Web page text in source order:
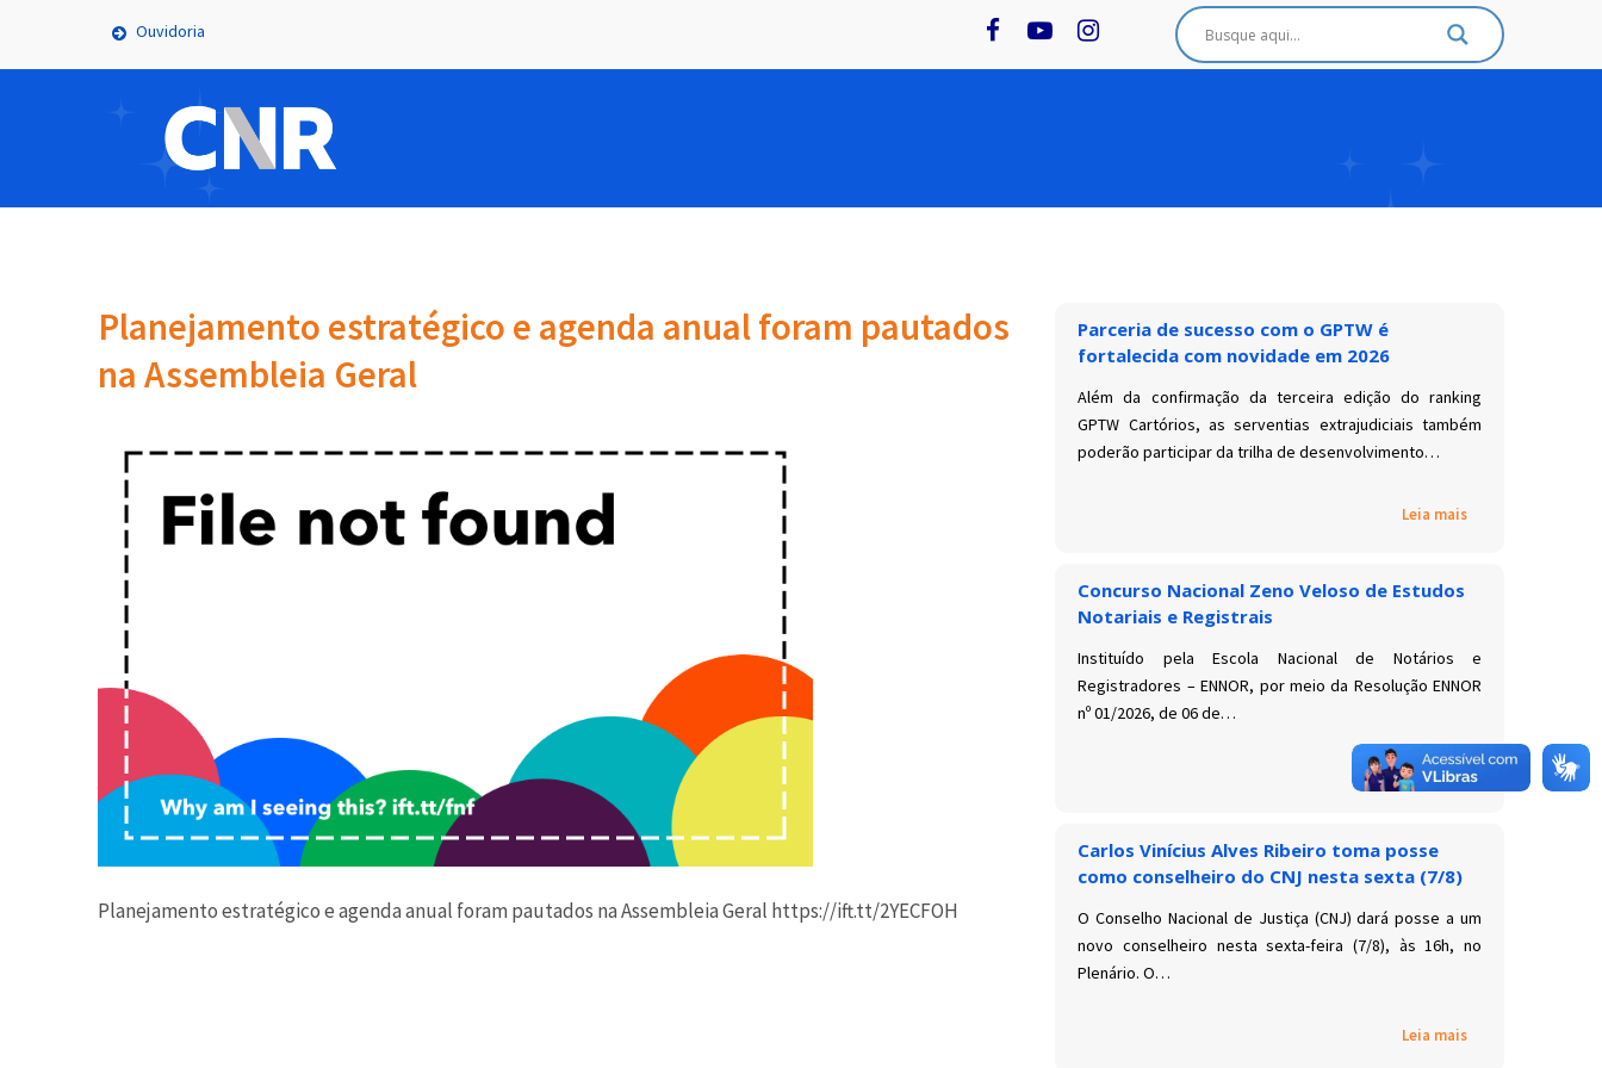
Ouvidoria
Planejamento estratégico e agenda anual foram pautados
na Assembleia Geral
Planejamento estratégico e agenda anual foram pautados na Assembleia Geral https://ift.tt/2YECFOH
Parceria de sucesso com o GPTW é
fortalecida com novidade em 2026
Além da confirmação da terceira edição do ranking
GPTW Cartórios, as serventias extrajudiciais também
poderão participar da trilha de desenvolvimento…
Leia mais
Concurso Nacional Zeno Veloso de Estudos
Notariais e Registrais
Instituído pela Escola Nacional de Notários e
Registradores – ENNOR, por meio da Resolução ENNOR
nº 01/2026, de 06 de…
Leia mais
Carlos Vinícius Alves Ribeiro toma posse
como conselheiro do CNJ nesta sexta (7/8)
O Conselho Nacional de Justiça (CNJ) dará posse a um
novo conselheiro nesta sexta-feira (7/8), às 16h, no
Plenário. O…
Leia mais